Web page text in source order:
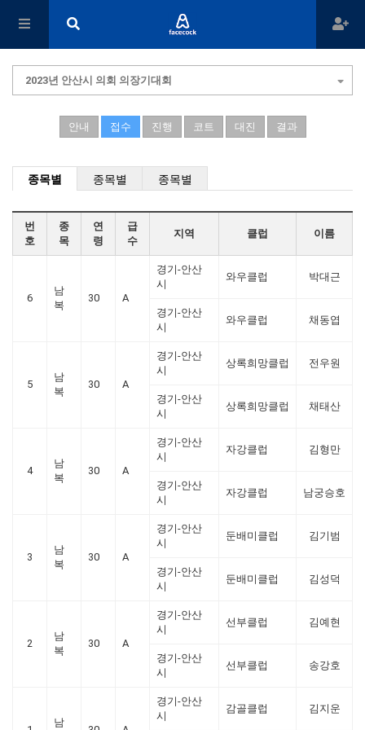
2023년 안산시 의회 의장기대회
안내 접수 진행 코트 대진 결과
종목별 종목별 종목별
번
호
종
목
연
령
급
수
지역 클럽 이름
6
남
복
30 A
경기-안산
시
와우클럽 박대근
경기-안산
시
와우클럽 채동엽
5
남
복
30 A
경기-안산
시
상록희망클럽 전우원
경기-안산
시
상록희망클럽 채태산
4
남
복
30 A
경기-안산
시
자강클럽 김형만
경기-안산
시
자강클럽 남궁승호
3
남
복
30 A
경기-안산
시
둔배미클럽 김기범
경기-안산
시
둔배미클럽 김성덕
2
남
복
30 A
경기-안산
시
선부클럽 김예현
경기-안산
시
선부클럽 송강호
남
경기-안산
시
감골클럽 김지운